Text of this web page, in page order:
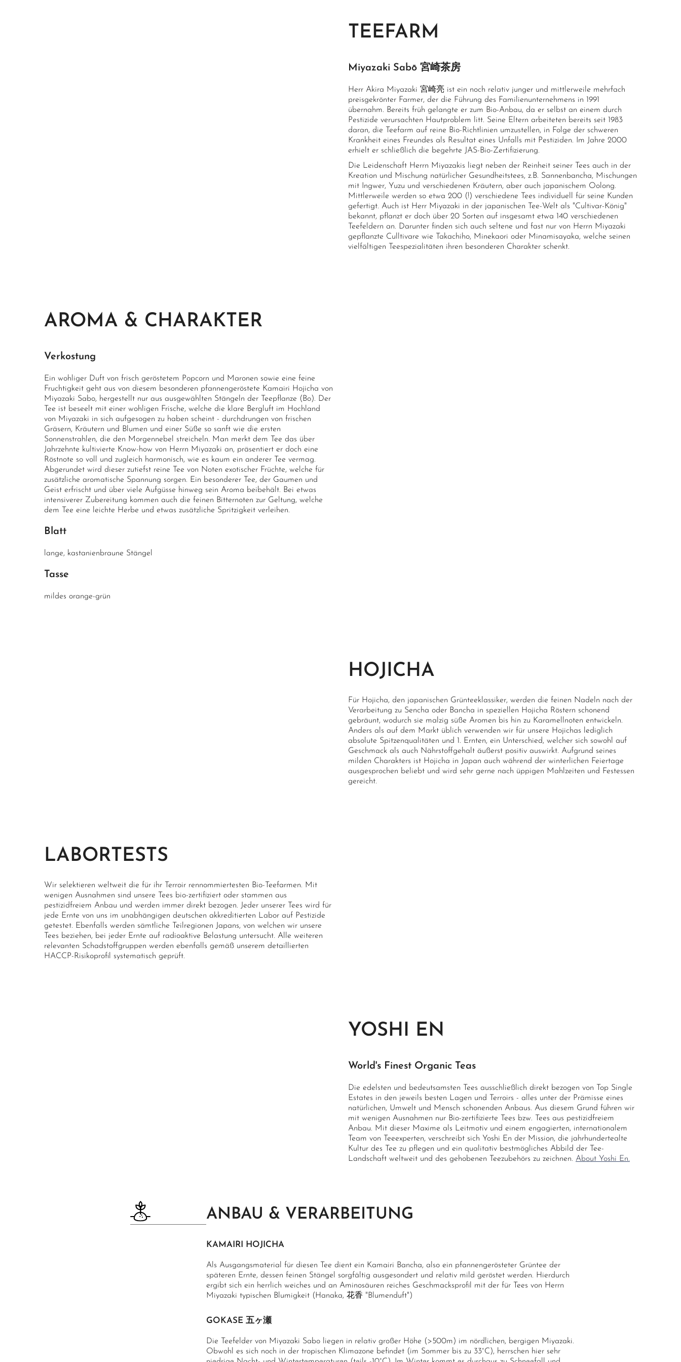
TEEFARM
Miyazaki Sabō 宮崎茶房
Herr Akira Miyazaki 宮崎亮 ist ein noch relativ junger und mittlerweile mehrfach
preisgekrönter Farmer, der die Führung des Familienunternehmens in 1991
übernahm. Bereits früh gelangte er zum Bio-Anbau, da er selbst an einem durch
Pestizide verursachten Hautproblem litt. Seine Eltern arbeiteten bereits seit 1983
daran, die Teefarm auf reine Bio-Richtlinien umzustellen, in Folge der schweren
Krankheit eines Freundes als Resultat eines Unfalls mit Pestiziden. Im Jahre 2000
erhielt er schließlich die begehrte JAS-Bio-Zertifizierung.
Die Leidenschaft Herrn Miyazakis liegt neben der Reinheit seiner Tees auch in der
Kreation und Mischung natürlicher Gesundheitstees, z.B. Sannenbancha, Mischungen
mit Ingwer, Yuzu und verschiedenen Kräutern, aber auch japanischem Oolong.
Mittlerweile werden so etwa 200 (!) verschiedene Tees individuell für seine Kunden
gefertigt. Auch ist Herr Miyazaki in der japanischen Tee-Welt als "Cultivar-König"
bekannt, pflanzt er doch über 20 Sorten auf insgesamt etwa 140 verschiedenen
Teefeldern an. Darunter finden sich auch seltene und fast nur von Herrn Miyazaki
gepflanzte Culltivare wie Takachiho, Minekaori oder Minamisayaka, welche seinen
vielfältigen Teespezialitäten ihren besonderen Charakter schenkt.
AROMA & CHARAKTER
Verkostung
Ein wohliger Duft von frisch geröstetem Popcorn und Maronen sowie eine feine
Fruchtigkeit geht aus von diesem besonderen pfannengeröstete Kamairi Hojicha von
Miyazaki Sabo, hergestellt nur aus ausgewählten Stängeln der Teepflanze (Bo). Der
Tee ist beseelt mit einer wohligen Frische, welche die klare Bergluft im Hochland
von Miyazaki in sich aufgesogen zu haben scheint - durchdrungen von frischen
Gräsern, Kräutern und Blumen und einer Süße so sanft wie die ersten
Sonnenstrahlen, die den Morgennebel streicheln. Man merkt dem Tee das über
Jahrzehnte kultivierte Know-how von Herrn Miyazaki an, präsentiert er doch eine
Röstnote so voll und zugleich harmonisch, wie es kaum ein anderer Tee vermag.
Abgerundet wird dieser zutiefst reine Tee von Noten exotischer Früchte, welche für
zusätzliche aromatische Spannung sorgen. Ein besonderer Tee, der Gaumen und
Geist erfrischt und über viele Aufgüsse hinweg sein Aroma beibehält. Bei etwas
intensiverer Zubereitung kommen auch die feinen Bitternoten zur Geltung, welche
dem Tee eine leichte Herbe und etwas zusätzliche Spritzigkeit verleihen.
Blatt
lange, kastanienbraune Stängel
Tasse
mildes orange-grün
HOJICHA
Für Hojicha, den japanischen Grünteeklassiker, werden die feinen Nadeln nach der
Verarbeitung zu Sencha oder Bancha in speziellen Hojicha Röstern schonend
gebräunt, wodurch sie malzig süße Aromen bis hin zu Karamellnoten entwickeln.
Anders als auf dem Markt üblich verwenden wir für unsere Hojichas lediglich
absolute Spitzenqualitäten und 1. Ernten, ein Unterschied, welcher sich sowohl auf
Geschmack als auch Nährstoffgehalt äußerst positiv auswirkt. Aufgrund seines
milden Charakters ist Hojicha in Japan auch während der winterlichen Feiertage
ausgesprochen beliebt und wird sehr gerne nach üppigen Mahlzeiten und Festessen
gereicht.
LABORTESTS
Wir selektieren weltweit die für ihr Terroir rennommiertesten Bio-Teefarmen. Mit
wenigen Ausnahmen sind unsere Tees bio-zertifiziert oder stammen aus
pestizidfreiem Anbau und werden immer direkt bezogen. Jeder unserer Tees wird für
jede Ernte von uns im unabhängigen deutschen akkreditierten Labor auf Pestizide
getestet. Ebenfalls werden sämtliche Teilregionen Japans, von welchen wir unsere
Tees beziehen, bei jeder Ernte auf radioaktive Belastung untersucht. Alle weiteren
relevanten Schadstoffgruppen werden ebenfalls gemäß unserem detaillierten
HACCP-Risikoprofil systematisch geprüft.
YOSHI EN
World's Finest Organic Teas
Die edelsten und bedeutsamsten Tees ausschließlich direkt bezogen von Top Single
Estates in den jeweils besten Lagen und Terroirs - alles unter der Prämisse eines
natürlichen, Umwelt und Mensch schonenden Anbaus. Aus diesem Grund führen wir
mit wenigen Ausnahmen nur Bio-zertifizierte Tees bzw. Tees aus pestizidfreiem
Anbau. Mit dieser Maxime als Leitmotiv und einem engagierten, internationalem
Team von Teeexperten, verschreibt sich Yoshi En der Mission, die jahrhundertealte
Kultur des Tee zu pflegen und ein qualitativ bestmögliches Abbild der Tee-
Landschaft weltweit und des gehobenen Teezubehörs zu zeichnen. About Yoshi En.
ANBAU & VERARBEITUNG
KAMAIRI HOJICHA
Als Ausgangsmaterial für diesen Tee dient ein Kamairi Bancha, also ein pfannengerösteter Grüntee der
späteren Ernte, dessen feinen Stängel sorgfältig ausgesondert und relativ mild geröstet werden. Hierdurch
ergibt sich ein herrlich weiches und an Aminosäuren reiches Geschmacksprofil mit der für Tees von Herrn
Miyazaki typischen Blumigkeit (Hanaka, 花香 "Blumenduft")
GOKASE 五ヶ瀬
Die Teefelder von Miyazaki Sabo liegen in relativ großer Höhe (>500m) im nördlichen, bergigen Miyazaki.
Obwohl es sich noch in der tropischen Klimazone befindet (im Sommer bis zu 33°C), herrschen hier sehr